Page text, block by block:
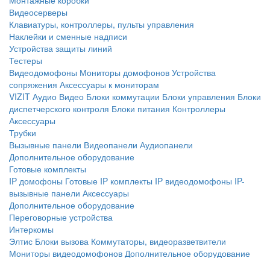
Видеосерверы
Клавиатуры, контроллеры, пульты управления
Наклейки и сменные надписи
Устройства защиты линий
Тестеры
Видеодомофоны Мониторы домофонов Устройства
сопряжения Аксессуары к мониторам
VIZIT Аудио Видео Блоки коммутации Блоки управления Блоки
диспетчерского контроля Блоки питания Контроллеры
Аксессуары
Трубки
Вызывные панели Видеопанели Аудиопанели
Дополнительное оборудование
Готовые комплекты
IP домофоны Готовые IP комплекты IP видеодомофоны IP-
вызывные панели Аксессуары
Дополнительное оборудование
Переговорные устройства
Интеркомы
Элтис Блоки вызова Коммутаторы, видеоразветвители
Мониторы видеодомофонов Дополнительное оборудование